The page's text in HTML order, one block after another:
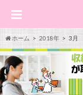
ホーム 2018年 3月